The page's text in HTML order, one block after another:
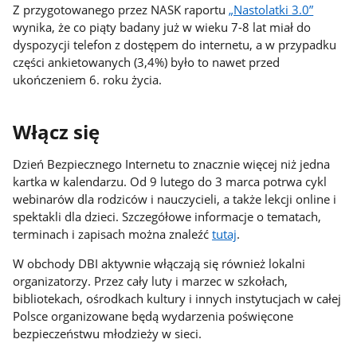
Z przygotowanego przez NASK raportu„Nastolatki 3.0”
wynika, że co piąty badany już w wieku 7-8 lat miał do
dyspozycji telefon z dostępem do internetu, a w przypadku
części ankietowanych (3,4%) było to nawet przed
ukończeniem 6. roku życia.
Włącz się
Dzień Bezpiecznego Internetu to znacznie więcej niż jedna
kartka w kalendarzu. Od 9 lutego do 3 marca potrwa cykl
webinarów dla rodziców i nauczycieli, a także lekcji online i
spektakli dla dzieci. Szczegółowe informacje o tematach,
terminach i zapisach można znaleźćtutaj.
W obchody DBI aktywnie włączają się również lokalni
organizatorzy. Przez cały luty i marzec w szkołach,
bibliotekach, ośrodkach kultury i innych instytucjach w całej
Polsce organizowane będą wydarzenia poświęcone
bezpieczeństwu młodzieży w sieci.